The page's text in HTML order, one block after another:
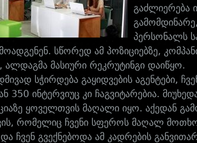
გაძლიერება
პერსონალს
სწორედ ამ პოზიციებზე,
ალდაგმა მასიური რეკრუტინგი დაიწყო.
სჭირდება გაყიდვების აგენტები,
350 ინტერვიუც კი ჩაგვიტარებია.
ყოველთვის მაღალი იყო. აქედან
რომელიც ჩვენი სფეროს მაღალ
ჩვენ გვექნებოდა ამ კადრების